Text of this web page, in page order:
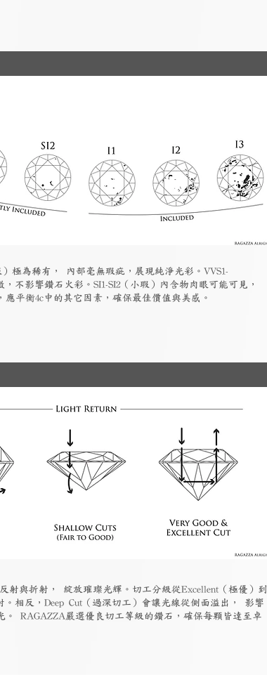
極為稀有， 內部毫無瑕疵，展現純淨光彩。VVS1-
不影響鑽石火彩。SI1-SI2（小瑕）內含物肉眼可能可見，
平衡4c中的其它因素，確保最佳價值與美感。
射與折射， 綻放璀璨光輝。切工分級從Excellent（極優）到
相反，Deep Cut（過深切工）會讓光線從側面溢出， 影響
RAGAZZA嚴選優良切工等級的鑽石，確保每顆皆達至卓